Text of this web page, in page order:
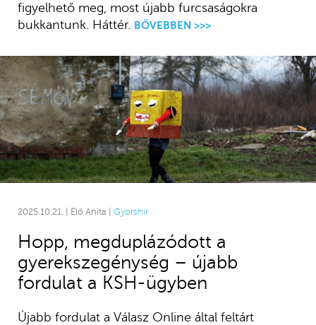
figyelhető meg, most újabb furcsaságokra
bukkantunk. Háttér. BŐVEBBEN >>>
2025.10.21. | Élő Anita | Gyorshír
Hopp, megduplázódott a
gyerekszegénység – újabb
fordulat a KSH-ügyben
Újabb fordulat a Válasz Online által feltárt